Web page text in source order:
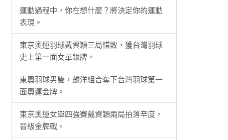
運動過程中，你在想什麼？將決定你的運動
表現。
東京奧運羽球戴資穎三局惜敗，獲台灣羽球
史上第一面女單銀牌。
東奧羽球男雙，麟洋組合奪下台灣羽球第一
面奧運金牌。
東京奧運女單四強賽戴資穎兩局拍落辛度，
晉級金牌戰。